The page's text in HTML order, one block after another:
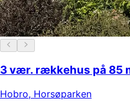
3 vær. rækkehus på 85
Hobro, Horsøparken